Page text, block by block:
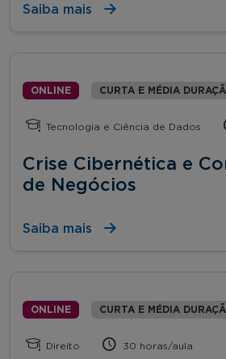
Saiba mais
ONLINE CURTA E MÉDIA
Tecnologia e Ciência de Dados
Crise Cibernética e
de Negócios
Saiba mais
ONLINE CURTA E MÉDIA
Direito 30 horas/aula